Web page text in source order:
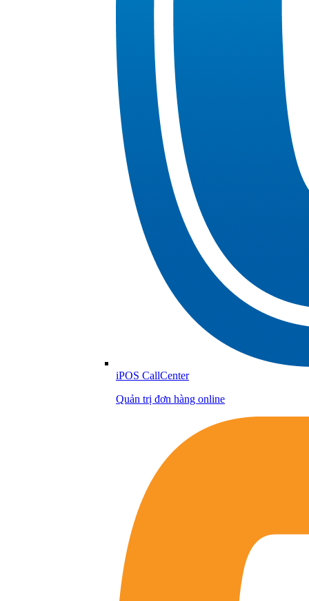
iPOS CallCenter
Quản trị đơn hàng online